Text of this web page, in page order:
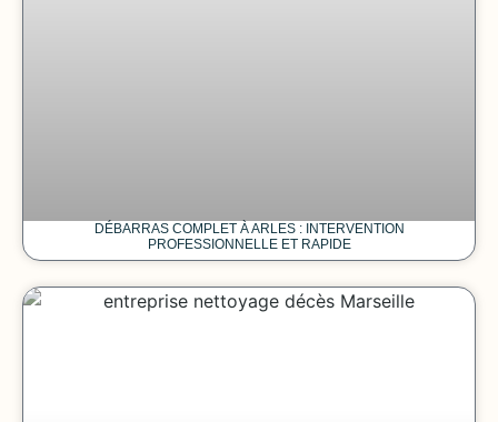
DÉBARRAS COMPLET À ARLES : INTERVENTION
PROFESSIONNELLE ET RAPIDE